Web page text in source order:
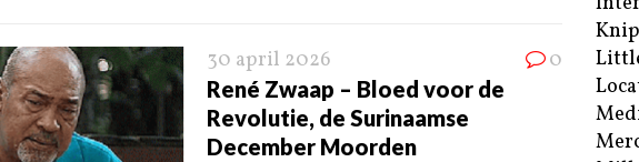
30 april 2026 0
René Zwaap – Bloed voor de
Revolutie, de Surinaamse
December Moorden